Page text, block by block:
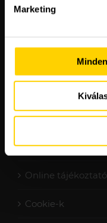
Marketing
Adatvédelmi
Online tájékoztató
Cookie-k